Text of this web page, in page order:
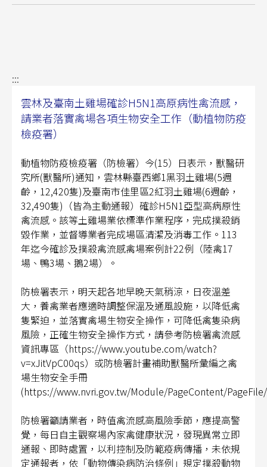
:::
雲林及臺南土雞場確診H5N1高原病性禽流感，
請業者落實禽場各項生物安全工作（動植物防疫
檢疫署）
動植物防疫檢疫署（防檢署）今(15）日表示，獸醫研
究所(獸醫所)通知，雲林縣臺西鄉1黑羽土雞場(5週
齡，12,420隻)及臺南市佳里區2紅羽土雞場(6週齡，
32,490隻)（皆為主動通報）確診H5N1亞型高病原性
禽流感。該等土雞場業依標準作業程序，完成撲殺銷
毀作業，並督導業者完成場區清潔及消毒工作。113
年迄今確診及撲殺禽流感禽場案例計22例（陸禽17
場、鴨3場、鵝2場）。
防檢署表示，明天起各地早晚天氣稍涼，日夜溫差
大，養禽業者應適時調整保溫及通風設施，以降低禽
隻緊迫，並落實禽場生物安全操作，可降低禽隻染病
風險，正確生物安全操作方式，請參考防檢署禽流感
資訊專區（https://www.youtube.com/watch?
v=xJitVpC00qs）或防檢署計畫補助獸醫所彙編之禽
場生物安全手冊
(https://www.nvri.gov.tw/Module/PageContent/
防檢署籲請業者，時值禽流感高風險季節，應提高警
覺，每日自主觀察場內家禽健康狀況，發現異常立即
通報、即時處置，以利控制及防範疫病傳播，未依規
定通報者，依「動物傳染病防治條例」規定撲殺動物